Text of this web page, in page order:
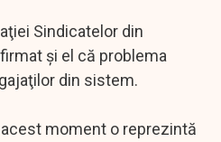
Sindicatelor din
şi el că problema
din sistem.
moment o reprezintă